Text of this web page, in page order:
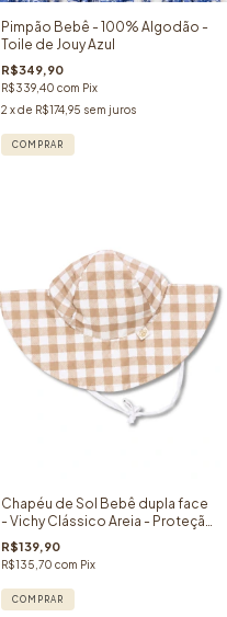
Pimpão Bebê - 100% Algodão -
Toile de Jouy Azul
R$349,90
R$339,40 com Pix
2 x de R$174,95 sem juros
COMPRAR
Chapéu de Sol Bebê dupla face
- Vichy Clássico Areia - Proteção
Solar FPU 50+
R$139,90
R$135,70 com Pix
COMPRAR